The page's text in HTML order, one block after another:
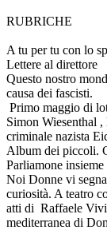
RUBRICHE
A tu per tu con lo
Lettere al direttore
Questo nostro
causa dei fascisti.
Primo maggio di
Simon Wiesenthal
criminale nazista
Album dei piccoli.
Parliamone
Noi Donne vi
curiosità. A teatro
atti di Raffaele
mediterranea di